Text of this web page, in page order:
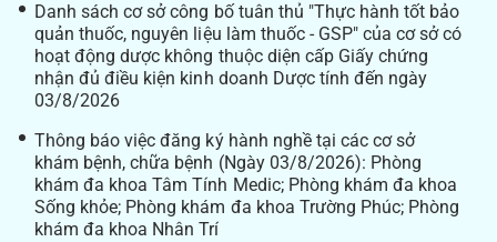
Danh sách cơ sở công bố tuân thủ "Thực hành tốt bảo
quản thuốc, nguyên liệu làm thuốc - GSP" của cơ sở có
hoạt động dược không thuộc diện cấp Giấy chứng
nhận đủ điều kiện kinh doanh Dược tính đến ngày
03/8/2026
Thông báo việc đăng ký hành nghề tại các cơ sở
khám bệnh, chữa bệnh (Ngày 03/8/2026): Phòng
khám đa khoa Tâm Tính Medic; Phòng khám đa khoa
Sống khỏe; Phòng khám đa khoa Trường Phúc; Phòng
khám đa khoa Nhân Trí